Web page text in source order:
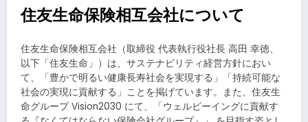
住友生命保険相互会社について
住友生命保険相互会社（取締役 代表執行役社長 高田 幸徳、
以下「住友生命」）は、サステナビリティ経営方針におい
て、「豊かで明るい健康長寿社会を実現する」「持続可能な
社会の実現に貢献する」ことを掲げています。また、住友生
命グループ Vision2030 にて、「ウェルビーイングに貢献す